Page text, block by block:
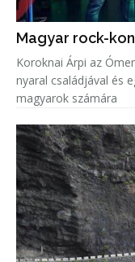
Magyar rock-
Koroknai Árpi az
nyaral családjával és
magyarok számára